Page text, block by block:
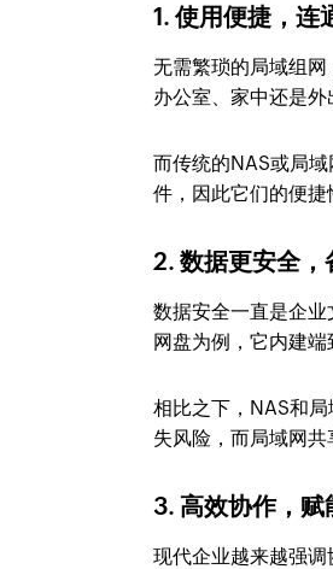
1. 使用便捷，连
无需繁琐的局域组
办公室、家中还是外
而传统的NAS或局
件，因此它们的便捷
2. 数据更安全，
数据安全一直是企
网盘为例，它内建端
相比之下，NAS和
失风险，而局域网
3. 高效协作，赋
现代企业越来越强